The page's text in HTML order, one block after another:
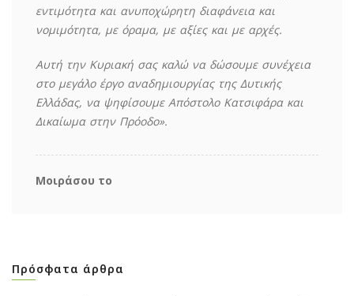
εντιμότητα και ανυποχώρητη διαφάνεια και
νομιμότητα, με όραμα, με αξίες και με αρχές.
Αυτή την Κυριακή σας καλώ να δώσουμε συνέχεια
στο μεγάλο έργο αναδημιουργίας της Δυτικής
Ελλάδας, να ψηφίσουμε Απόστολο Κατσιφάρα και
Δικαίωμα στην Πρόοδο».
Μοιράσου το
Πρόσφατα άρθρα